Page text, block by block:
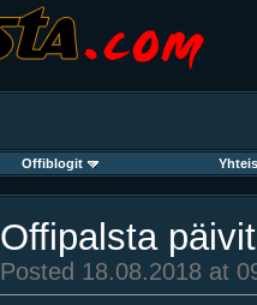
Offiblogit
Offipalsta
Posted 18.08.2018 at